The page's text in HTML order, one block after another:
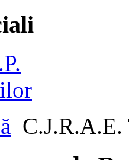
C.J.R.A.E.